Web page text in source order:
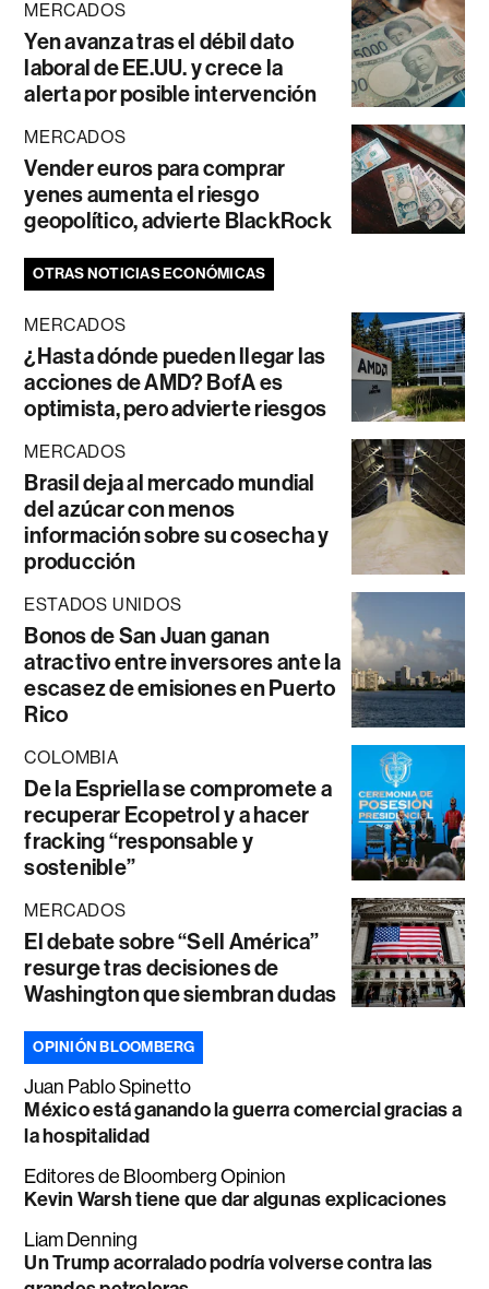
MERCADOS
Yen avanza tras el débil dato
laboral de EE.UU. y crece la
alerta por posible intervención
MERCADOS
Vender euros para comprar
yenes aumenta el riesgo
geopolítico, advierte BlackRock
OTRAS NOTICIAS ECONÓMICAS
MERCADOS
¿Hasta dónde pueden llegar las
acciones de AMD? BofA es
optimista, pero advierte riesgos
MERCADOS
Brasil deja al mercado mundial
del azúcar con menos
información sobre su cosecha y
producción
ESTADOS UNIDOS
Bonos de San Juan ganan
atractivo entre inversores ante la
escasez de emisiones en Puerto
Rico
COLOMBIA
De la Espriella se compromete a
recuperar Ecopetrol y a hacer
fracking “responsable y
sostenible”
MERCADOS
El debate sobre “Sell América”
resurge tras decisiones de
Washington que siembran dudas
OPINIÓN BLOOMBERG
Juan Pablo Spinetto
México está ganando la guerra comercial gracias a
la hospitalidad
Editores de Bloomberg Opinion
Kevin Warsh tiene que dar algunas explicaciones
Liam Denning
Un Trump acorralado podría volverse contra las